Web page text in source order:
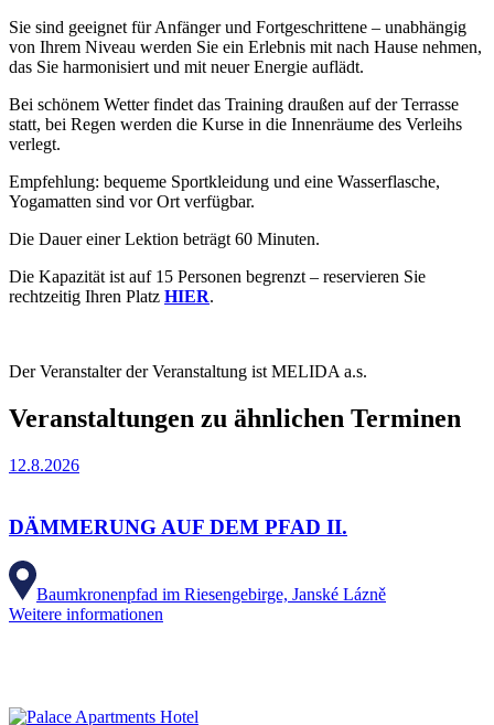
Sie sind geeignet für Anfänger und Fortgeschrittene – unabhängig
von Ihrem Niveau werden Sie ein Erlebnis mit nach Hause nehmen,
das Sie harmonisiert und mit neuer Energie auflädt.
Bei schönem Wetter findet das Training draußen auf der Terrasse
statt, bei Regen werden die Kurse in die Innenräume des Verleihs
verlegt.
Empfehlung: bequeme Sportkleidung und eine Wasserflasche,
Yogamatten sind vor Ort verfügbar.
Die Dauer einer Lektion beträgt 60 Minuten.
Die Kapazität ist auf 15 Personen begrenzt – reservieren Sie
rechtzeitig Ihren Platz HIER.
Der Veranstalter der Veranstaltung ist MELIDA a.s.
Veranstaltungen zu ähnlichen Terminen
12.8.2026
DÄMMERUNG AUF DEM PFAD II.
Baumkronenpfad im Riesengebirge, Janské Lázně
Weitere informationen